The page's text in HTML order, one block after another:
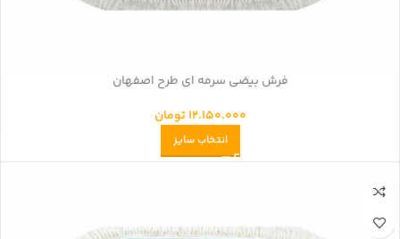
فرش بیضی سرمه ای طرح اصفهان
12.150.000 تومان
انتخاب سایز